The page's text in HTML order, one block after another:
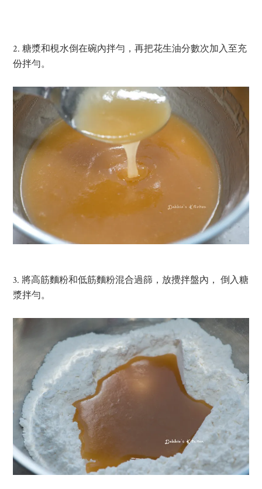
2. 糖漿和梘水倒在碗內拌勻，再把花生油分數次加入至充
份拌勻。
3. 將高筋麵粉和低筋麵粉混合過篩，放攪拌盤內， 倒入糖
漿拌勻。